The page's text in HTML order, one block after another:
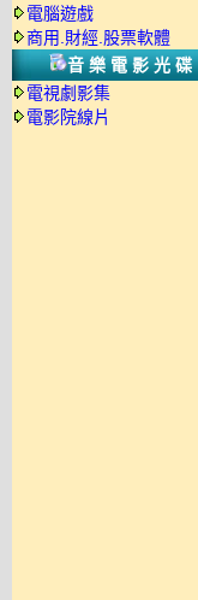
電腦遊戲
商用.財經.股票軟體
音樂電影光碟
電視劇影集
電影院線片